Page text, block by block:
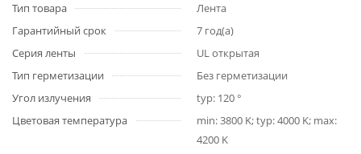
Тип товара
Лента
Гарантийный срок
7 год(а)
Серия ленты
UL открытая
Тип герметизации
Без герметизации
Угол излучения
typ: 120 °
Цветовая температура
min: 3800 K; typ: 4000 K; max:
4200 K